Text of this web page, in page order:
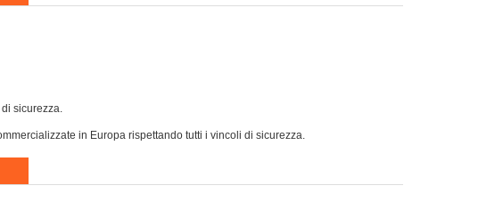
sicurezza.
in Europa rispettando tutti i vincoli di sicurezza.